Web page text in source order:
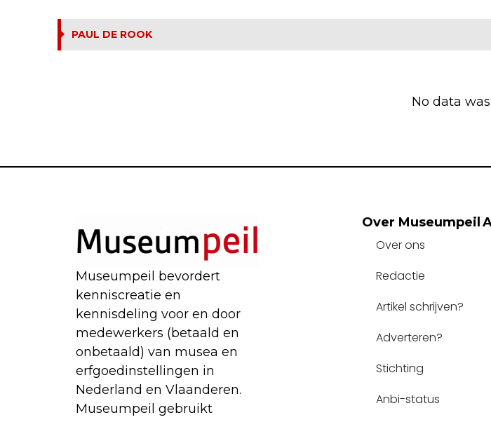
PAUL DE ROOK
No data
Museumpeil bevordert
kenniscreatie en
kennisdeling voor en door
medewerkers (betaald en
onbetaald) van musea en
erfgoedinstellingen in
Nederland en Vlaanderen.
Museumpeil gebruikt
Over Museumpeil
Over ons
Redactie
Artikel schrijven?
Adverteren?
Stichting
Anbi-status